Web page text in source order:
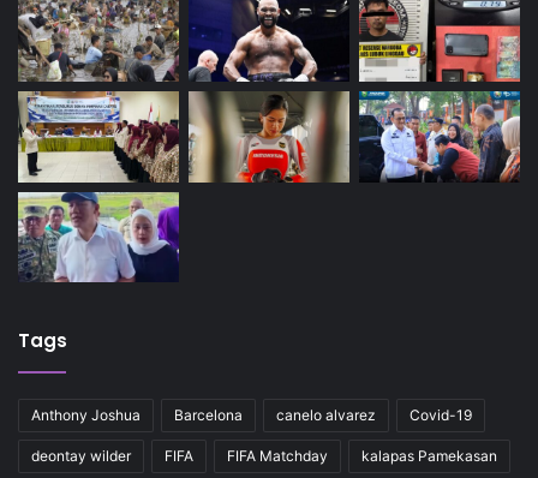
Tags
Anthony Joshua Barcelona canelo alvarez Covid-19
deontay wilder FIFA FIFA Matchday kalapas Pamekasan